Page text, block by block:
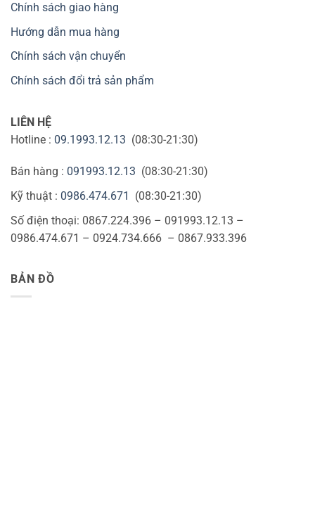
Chính sách giao hàng
Hướng dẫn mua hàng
Chính sách vận chuyển
Chính sách đổi trả sản phẩm
LIÊN HỆ
Hotline : 09.1993.12.13 (08:30-21:30)
Bán hàng : 091993.12.13 (08:30-21:30)
Kỹ thuật : 0986.474.671
(08:30-21:30)
Số điện thoại: 0867.224.396 – 091993.12.13 –
0986.474.671 – 0924.734.666 – 0867.933.396
BẢN ĐỒ